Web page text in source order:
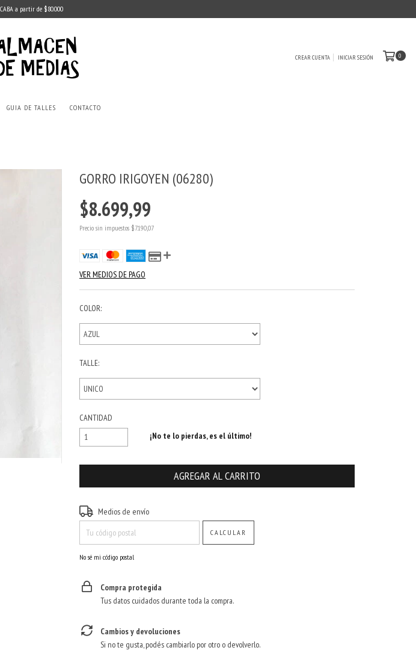
a partir de $80.000
CREAR CUENTA INICIAR SESIÓN 0
GUIA DE TALLES CONTACTO
GORRO IRIGOYEN (06280)
$8.699,99
Precio sin impuestos $7.190,07
VER MEDIOS DE PAGO
COLOR:
TALLE:
CANTIDAD
¡No te lo pierdas, es el último!
Entregas para el CP:
Medios de envío
CALCULAR
No sé mi código postal
Compra protegida
Tus datos cuidados durante toda la compra.
Cambios y devoluciones
Si no te gusta, podés cambiarlo por otro o devolverlo.